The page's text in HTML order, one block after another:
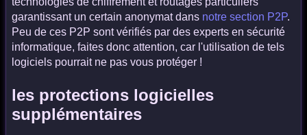
garantissant un certain anonymat dans notre section P2P.
Peu de ces P2P sont vérifiés par des experts en sécurité
informatique, faites donc attention, car l'utilisation de tels
logiciels pourrait ne pas vous protéger !
les protections logicielles
supplémentaires